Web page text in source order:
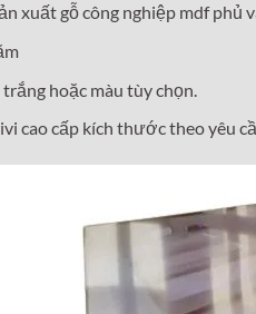
xuất gỗ công nghiệp mdf phủ
hoặc màu tùy chọn.
cao cấp kích thước theo yêu